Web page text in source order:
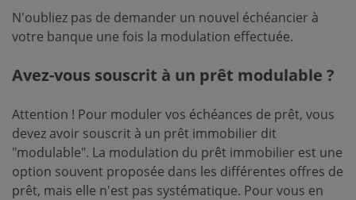
N'oubliez pas de demander un nouvel échéancier à
votre banque une fois la modulation effectuée.
Avez-vous souscrit à un prêt modulable ?
Attention ! Pour moduler vos échéances de prêt, vous
devez avoir souscrit à un prêt immobilier dit
"modulable". La modulation du prêt immobilier est une
option souvent proposée dans les différentes offres de
prêt, mais elle n'est pas systématique. Pour vous en